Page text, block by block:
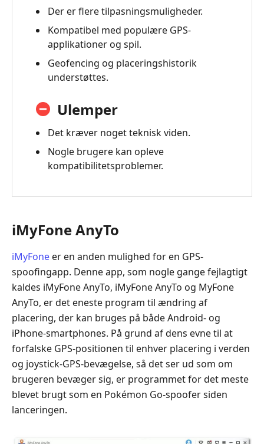
Der er flere tilpasningsmuligheder.
Kompatibel med populære GPS-
applikationer og spil.
Geofencing og placeringshistorik
understøttes.
Ulemper
Det kræver noget teknisk viden.
Nogle brugere kan opleve
kompatibilitetsproblemer.
iMyFone AnyTo
iMyFone er en anden mulighed for en GPS-
spoofingapp. Denne app, som nogle gange fejlagtigt
kaldes iMyFone AnyTo, iMyFone AnyTo og MyFone
AnyTo, er det eneste program til ændring af
placering, der kan bruges på både Android- og
iPhone-smartphones. På grund af dens evne til at
forfalske GPS-positionen til enhver placering i verden
og joystick-GPS-bevægelse, så det ser ud som om
brugeren bevæger sig, er programmet for det meste
blevet brugt som en Pokémon Go-spoofer siden
lanceringen.